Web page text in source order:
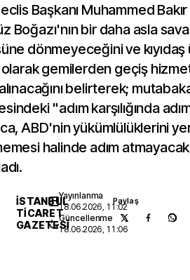
Başkanı Muhammed
Boğazı'nın bir daha asla
dönmeyeceğini ve kıyıdaş
olarak gemilerden geçiş
belirterek;
"adım karşılığında
ABD'nin yükümlülüklerini
halinde adım
İSTANBUL
TICARET
GAZETESI
Yayınlanma
18.06.2026, 11:02
Güncellenme
18.06.2026, 11:06
Paylaş